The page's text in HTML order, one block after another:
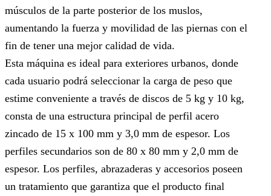
músculos de la parte posterior de los muslos,
aumentando la fuerza y movilidad de las piernas con el
fin de tener una mejor calidad de vida.
Esta máquina es ideal para exteriores urbanos, donde
cada usuario podrá seleccionar la carga de peso que
estime conveniente a través de discos de 5 kg y 10 kg,
consta de una estructura principal de perfil acero
zincado de 15 x 100 mm y 3,0 mm de espesor. Los
perfiles secundarios son de 80 x 80 mm y 2,0 mm de
espesor. Los perfiles, abrazaderas y accesorios poseen
un tratamiento que garantiza que el producto final